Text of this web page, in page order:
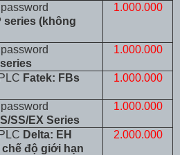
series (không
1.000.000
1.000.000
Fatek: FBs
1.000.000
SS/EX Series
1.000.000
Delta: EH
độ giới hạn
2.000.000